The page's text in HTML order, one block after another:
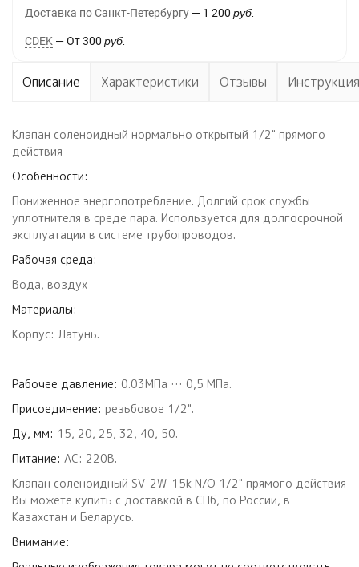
Доставка по Санкт-Петербургу 1 200 руб.
CDEK От 300 руб.
Описание Характеристики Отзывы Инструкция
Клапан соленоидный нормально открытый 1/2" прямого
действия
Особенности:
Пониженное энергопотребление. Долгий срок службы
уплотнителя в среде пара. Используется для долгосрочной
эксплуатации в системе трубопроводов.
Рабочая среда:
Вода, воздух
Материалы:
Корпус: Латунь.
Рабочее давление: 0.03MПa … 0,5 MПa.
Присоединение: резьбовое 1/2".
Ду, мм: 15, 20, 25, 32, 40, 50.
Питание: AC: 220В.
Клапан соленоидный SV-2W-15k N/O 1/2" прямого действия
Вы можете купить с доставкой в СПб, по России, в
Казахстан и Беларусь.
Внимание: